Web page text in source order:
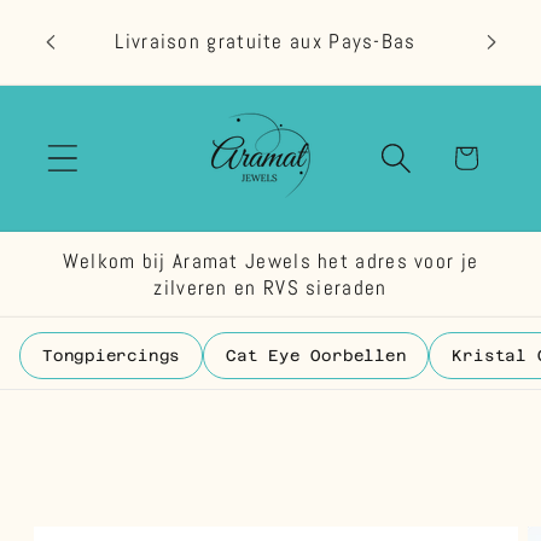
passer
contenu
Livraison gratuite aux Pays-Bas
Panier
Welkom bij Aramat Jewels het adres voor je
zilveren en RVS sieraden
Tongpiercings Cat Eye Oorbellen Kristal